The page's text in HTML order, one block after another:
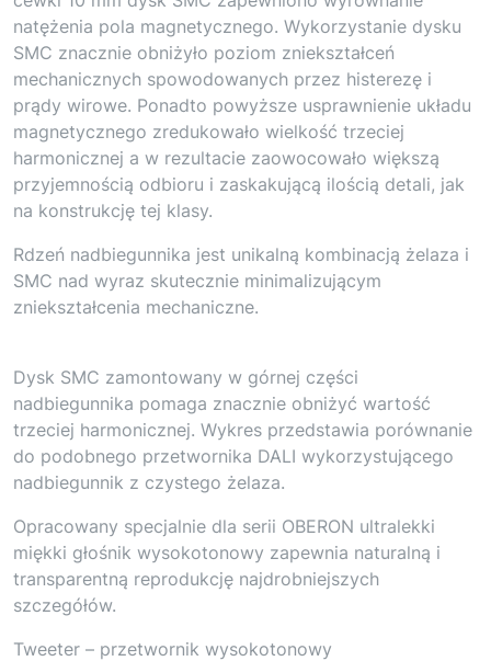
natężenia pola magnetycznego. Wykorzystanie dysku
SMC znacznie obniżyło poziom zniekształceń
mechanicznych spowodowanych przez histerezę i
prądy wirowe. Ponadto powyższe usprawnienie układu
magnetycznego zredukowało wielkość trzeciej
harmonicznej a w rezultacie zaowocowało większą
przyjemnością odbioru i zaskakującą ilością detali, jak
na konstrukcję tej klasy.
Rdzeń nadbiegunnika jest unikalną kombinacją żelaza i
SMC nad wyraz skutecznie minimalizującym
zniekształcenia mechaniczne.
Dysk SMC zamontowany w górnej części
nadbiegunnika pomaga znacznie obniżyć wartość
trzeciej harmonicznej. Wykres przedstawia porównanie
do podobnego przetwornika DALI wykorzystującego
nadbiegunnik z czystego żelaza.
Opracowany specjalnie dla serii OBERON ultralekki
miękki głośnik wysokotonowy zapewnia naturalną i
transparentną reprodukcję najdrobniejszych
szczegółów.
Tweeter – przetwornik wysokotonowy